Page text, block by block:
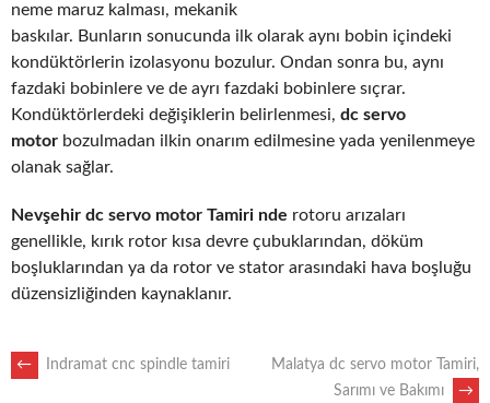
neme maruz kalması, mekanik
baskılar. Bunların sonucunda ilk olarak aynı bobin içindeki
kondüktörlerin izolasyonu bozulur. Ondan sonra bu, aynı
fazdaki bobinlere ve de ayrı fazdaki bobinlere sıçrar.
Kondüktörlerdeki değişiklerin belirlenmesi, dc servo
motor bozulmadan ilkin onarım edilmesine yada yenilenmeye
olanak sağlar.
Nevşehir dc servo motor Tamiri nde rotoru arızaları
genellikle, kırık rotor kısa devre çubuklarından, döküm
boşluklarından ya da rotor ve stator arasındaki hava boşluğu
düzensizliğinden kaynaklanır.
POST
← Indramat cnc spindle tamiri
Malatya dc servo motor Tamiri,
Sarımı ve Bakımı
→